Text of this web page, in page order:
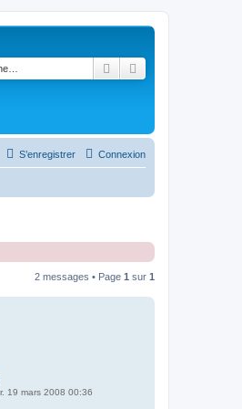
Rechercher
Connexion
S’enregistrer
2 messages • Page 1 sur 1
19 mars 2008 00:36